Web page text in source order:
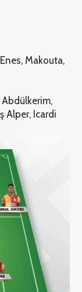
Makouta,
Alper, Icardi